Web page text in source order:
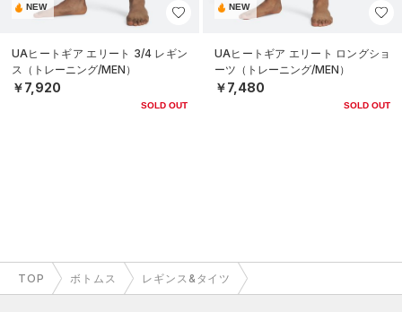
NEW
UAヒートギア エリート 3/4 レギン
ス（トレーニング/MEN）
￥7,920
SOLD OUT
NEW
UAヒートギア エリート ロングショ
ーツ（トレーニング/MEN）
￥7,480
SOLD OUT
TOP ボトムス レギンス&タイツ